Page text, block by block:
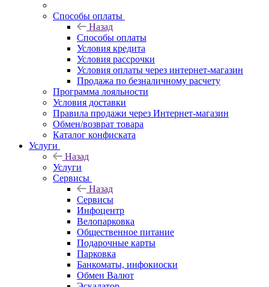
Способы оплаты
Назад
Способы оплаты
Условия кредита
Условия рассрочки
Условия оплаты через интернет-магазин
Продажа по безналичному расчету
Программа лояльности
Условия доставки
Правила продажи через Интернет-магазин
Обмен/возврат товара
Каталог конфиската
Услуги
Назад
Услуги
Сервисы
Назад
Сервисы
Инфоцентр
Велопарковка
Общественное питание
Подарочные карты
Парковка
Банкоматы, инфокиоски
Обмен Валют